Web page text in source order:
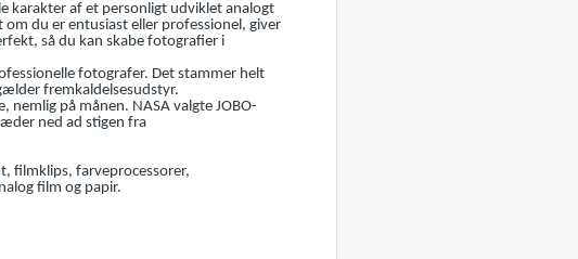
karakter af et personligt udviklet analogt
du er entusiast eller professionel, giver
så du kan skabe fotografier i
fotografer. Det stammer helt
fremkaldelsesudstyr.
på månen. NASA valgte JOBO-
ned ad stigen fra
filmklips, farveprocessorer,
film og papir.